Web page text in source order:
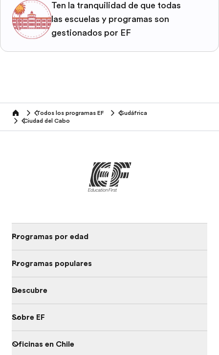
Ten la tranquilidad de que todas
las escuelas y programas son
gestionados por EF
home Todos los programas EF
Sudáfrica
Ciudad del Cabo
Programas por edad
Programas populares
Descubre
Sobre EF
Oficinas en Chile